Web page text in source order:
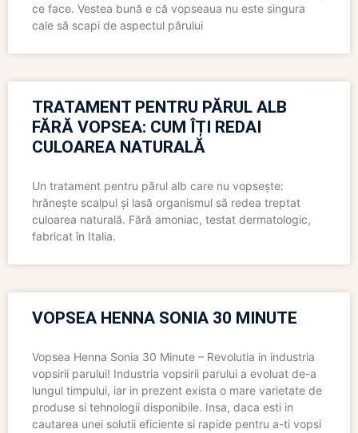
ce face. Vestea bună e că vopseaua nu este singura
cale să scapi de aspectul părului
TRATAMENT PENTRU PĂRUL ALB
FĂRĂ VOPSEA: CUM ÎȚI REDAI
CULOAREA NATURALĂ
Un tratament pentru părul alb care nu vopsește:
hrănește scalpul și lasă organismul să redea treptat
culoarea naturală. Fără amoniac, testat dermatologic,
fabricat în Italia.
VOPSEA HENNA SONIA 30 MINUTE
Vopsea Henna Sonia 30 Minute – Revolutia in industria
vopsirii parului! Industria vopsirii parului a evoluat de-a
lungul timpului, iar in prezent exista o mare varietate de
produse si tehnologii disponibile. Insa, daca esti in
cautarea unei solutii eficiente si rapide pentru a-ti vopsi